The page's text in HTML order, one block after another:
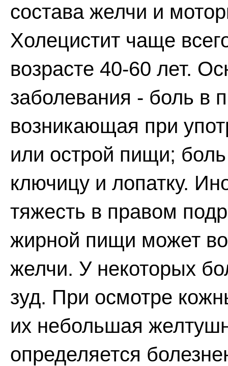
состава желчи и
Холецистит чаще
возрасте 40-60 лет.
заболевания - боль в
возникающая при
или острой пищи;
ключицу и лопатку.
тяжесть в правом
жирной пищи может
желчи. У некоторых
зуд. При осмотре
их небольшая
определяется